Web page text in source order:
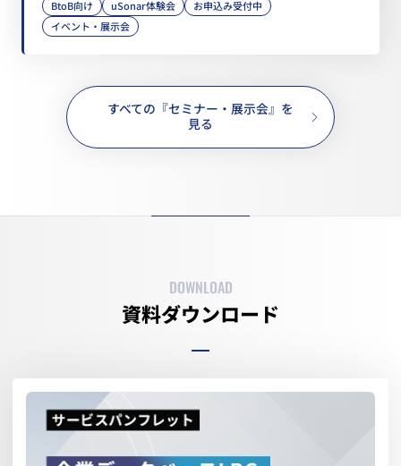
BtoB向け uSonar体験会
お申込み受付中
イベント・展示会
すべての『セミナー・展示会』を
見る
DOWNLOAD
資料ダウンロード